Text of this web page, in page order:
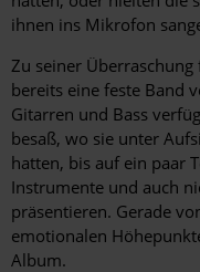
ihnen ins Mikrofon
Zu seiner
bereits eine feste Band
Gitarren und Bass
besaß, wo sie unter
hatten, bis auf ein paar
Instrumente und auch
präsentieren. Gerade
emotionalen
Album.